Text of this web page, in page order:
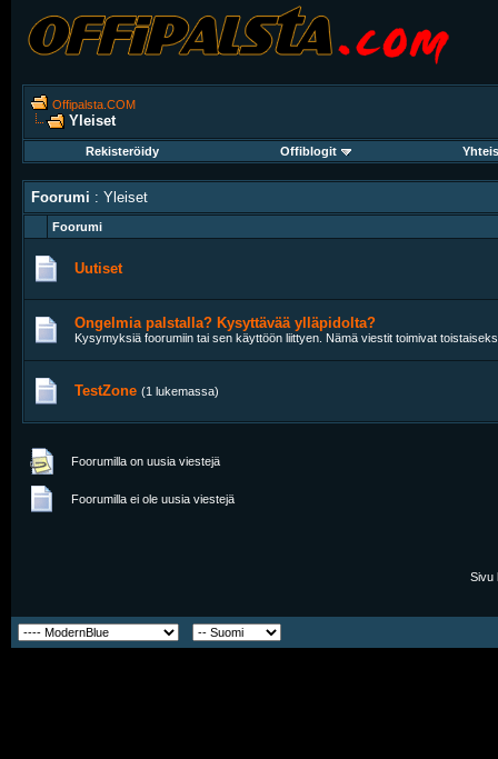
Offipalsta.COM
Yleiset
Rekisteröidy Offiblogit
Foorumi : Yleiset
Foorumi
Uutiset
Ongelmia palstalla? Kysyttävää ylläpidolta?
Kysymyksiä foorumiin tai sen käyttöön liittyen. Nämä viestit toimivat
TestZone (1 lukemassa)
Foorumilla on uusia viestejä
Foorumilla ei ole uusia viestejä
Sivu